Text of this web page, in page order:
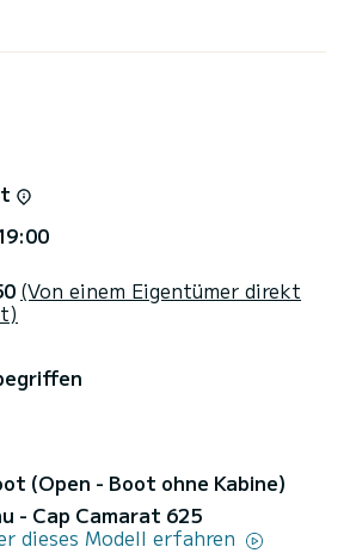
3000 per Bankeinzug ist vor
(Von einem Eigentümer direkt
(Open - Boot ohne Kabine)
- Cap Camarat 625
dieses Modell erfahren